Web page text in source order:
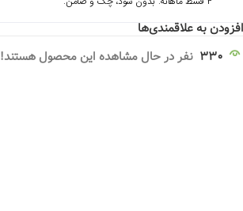
به علاقمندی‌ها
330 نفر در حال مشاهده این محصول هستند!